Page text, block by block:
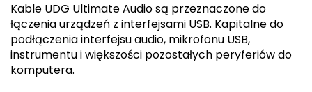
Kable UDG Ultimate Audio są przeznaczone do
łączenia urządzeń z interfejsami USB. Kapitalne do
podłączenia interfejsu audio, mikrofonu USB,
instrumentu i większości pozostałych peryferiów do
komputera.